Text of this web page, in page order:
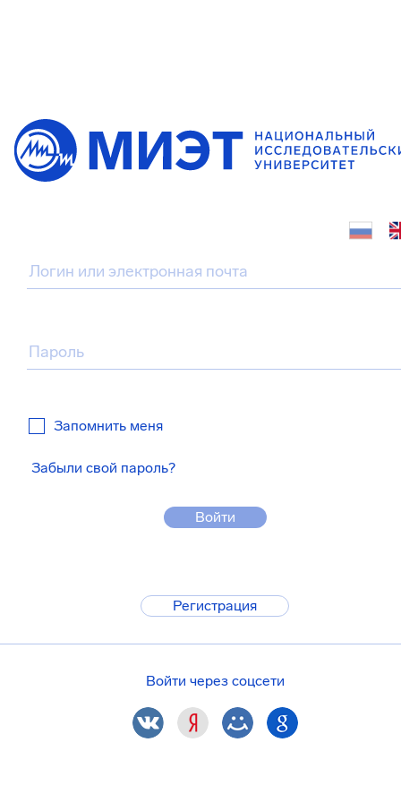
Запомнить меня
Забыли свой пароль?
Войти
Регистрация
Войти через соцсети